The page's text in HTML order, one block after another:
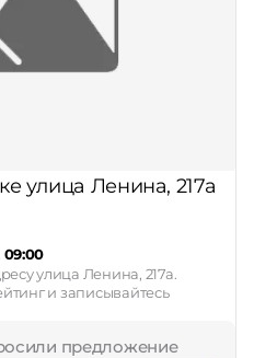
улица Ленина, 217а
улица Ленина, 217а.
и записывайтесь
предложение